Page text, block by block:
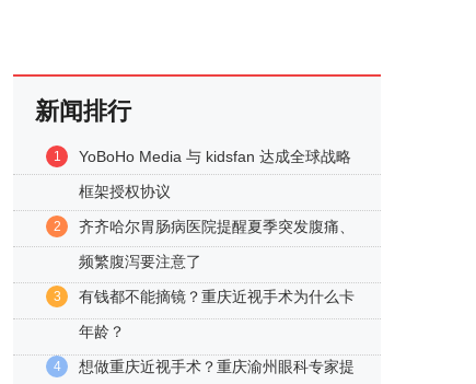
新闻排行
1
YoBoHo Media 与 kidsfan 达成全球战略
框架授权协议
2
齐齐哈尔胃肠病医院提醒夏季突发腹痛、
频繁腹泻要注意了
3
有钱都不能摘镜？重庆近视手术为什么卡
年龄？
4
想做重庆近视手术？重庆渝州眼科专家提